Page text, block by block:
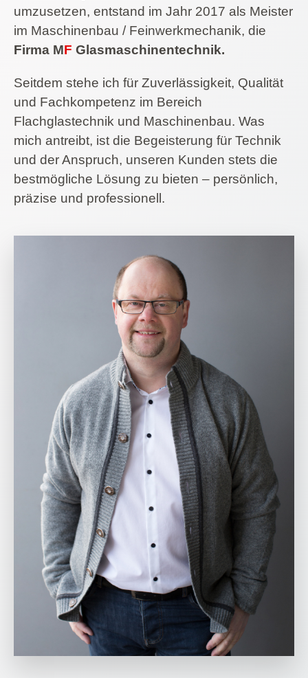
umzusetzen, entstand im Jahr 2017 als Meister
im Maschinenbau / Feinwerkmechanik, die
Firma MF Glasmaschinentechnik.
Seitdem stehe ich für Zuverlässigkeit, Qualität
und Fachkompetenz im Bereich
Flachglastechnik und Maschinenbau. Was
mich antreibt, ist die Begeisterung für Technik
und der Anspruch, unseren Kunden stets die
bestmögliche Lösung zu bieten – persönlich,
präzise und professionell.